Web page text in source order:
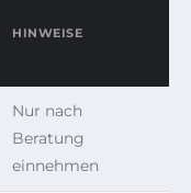
HINWEISE
Nur nach
Beratung
einnehmen